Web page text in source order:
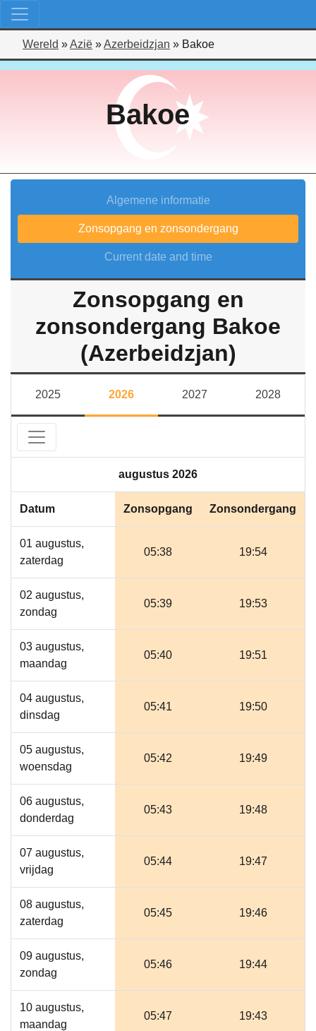
Wereld »Azië »Azerbeidzjan » Bakoe
Bakoe
Algemene informatie
Zonsopgang en zonsondergang
Current date and time
Zonsopgang en
zonsondergang Bakoe
(Azerbeidzjan)
2025 2026 2027 2028
augustus 2026
Datum Zonsopgang Zonsondergang
01 augustus,
zaterdag
05:38 19:54
02 augustus,
zondag
05:39 19:53
03 augustus,
maandag
05:40 19:51
04 augustus,
dinsdag
05:41 19:50
05 augustus,
woensdag
05:42 19:49
06 augustus,
donderdag
05:43 19:48
07 augustus,
vrijdag
05:44 19:47
08 augustus,
zaterdag
05:45 19:46
09 augustus,
zondag
05:46 19:44
10 augustus,
maandag
05:47 19:43